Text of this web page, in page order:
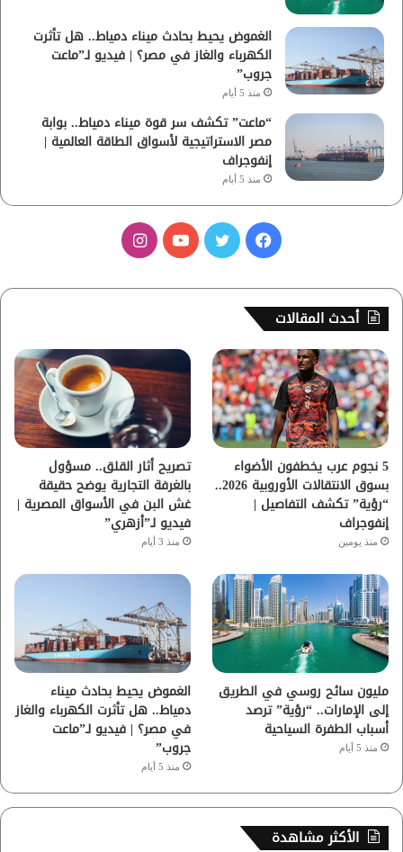
الغموض يحيط بحادث ميناء دمياط.. هل تأثرت
الكهرباء والغاز في مصر؟ | فيديو لـ”ماعت
جروب”
منذ 5 أيام
“ماعت” تكشف سر قوة ميناء دمياط.. بوابة
مصر الاستراتيجية لأسواق الطاقة العالمية |
إنفوجراف
منذ 5 أيام
س
ب
و
ك
ر
ي
و
ب
ت
ق
ر
ا
م
أحدث المقالات
5 نجوم عرب يخطفون الأضواء
بسوق الانتقالات الأوروبية 2026..
“رؤية” تكشف التفاصيل |
إنفوجراف
منذ يومين
تصريح أثار القلق.. مسؤول
بالغرفة التجارية يوضح حقيقة
غش البن في الأسواق المصرية |
فيديو لـ”أزهري”
منذ 3 أيام
مليون سائح روسي في الطريق
إلى الإمارات.. “رؤية” ترصد
أسباب الطفرة السياحية
منذ 5 أيام
الغموض يحيط بحادث ميناء
دمياط.. هل تأثرت الكهرباء والغاز
في مصر؟ | فيديو لـ”ماعت
جروب”
منذ 5 أيام
الأكثر مشاهدة